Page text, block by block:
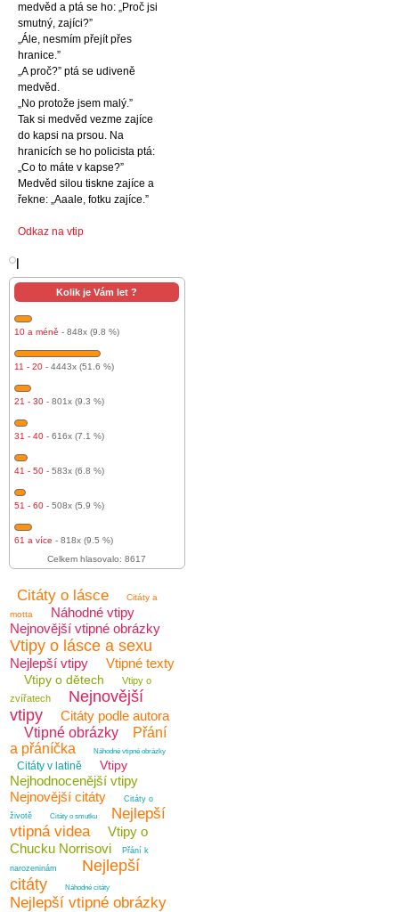
medvěd a ptá se ho: „Proč jsi
smutný, zajíci?”
„Ále, nesmím přejít přes
hranice.”
„A proč?” ptá se udiveně
medvěd.
„No protože jsem malý.”
Tak si medvěd vezme zajíce
do kapsi na prsou. Na
hranicích se ho policista ptá:
„Co to máte v kapse?”
Medvěd silou tiskne zajíce a
řekne: „Aaale, fotku zajíce.”
Odkaz na vtip
Kolik je Vám let ?
10 a méně - 848x (9.8 %)
11 - 20 - 4443x (51.6 %)
21 - 30 - 801x (9.3 %)
31 - 40 - 616x (7.1 %)
41 - 50 - 583x (6.8 %)
51 - 60 - 508x (5.9 %)
61 a více - 818x (9.5 %)
Celkem hlasovalo: 8617
Citáty o lásce
Citáty a
motta
Náhodné vtipy
Nejnovější vtipné obrázky
Vtipy o lásce a sexu
Nejlepší vtipy Vtipné texty
Vtipy o dětech
Vtipy o
zvířatech
Nejnovější
vtipy
Citáty podle autora
Vtipné obrázky
Přání
a přáníčka
Náhodné vtipné obrázky
Citáty v latině Vtipy
Nejhodnocenější vtipy
Nejnovější citáty
Citáty o
životě
Citáty o smutku
Nejlepší
vtipná videa
Vtipy o
Chucku Norrisovi
Přání k
narozeninám
Nejlepší
citáty
Náhodné citáty
Nejlepší vtipné obrázky